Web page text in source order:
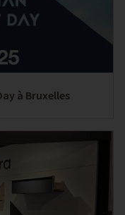
à Bruxelles